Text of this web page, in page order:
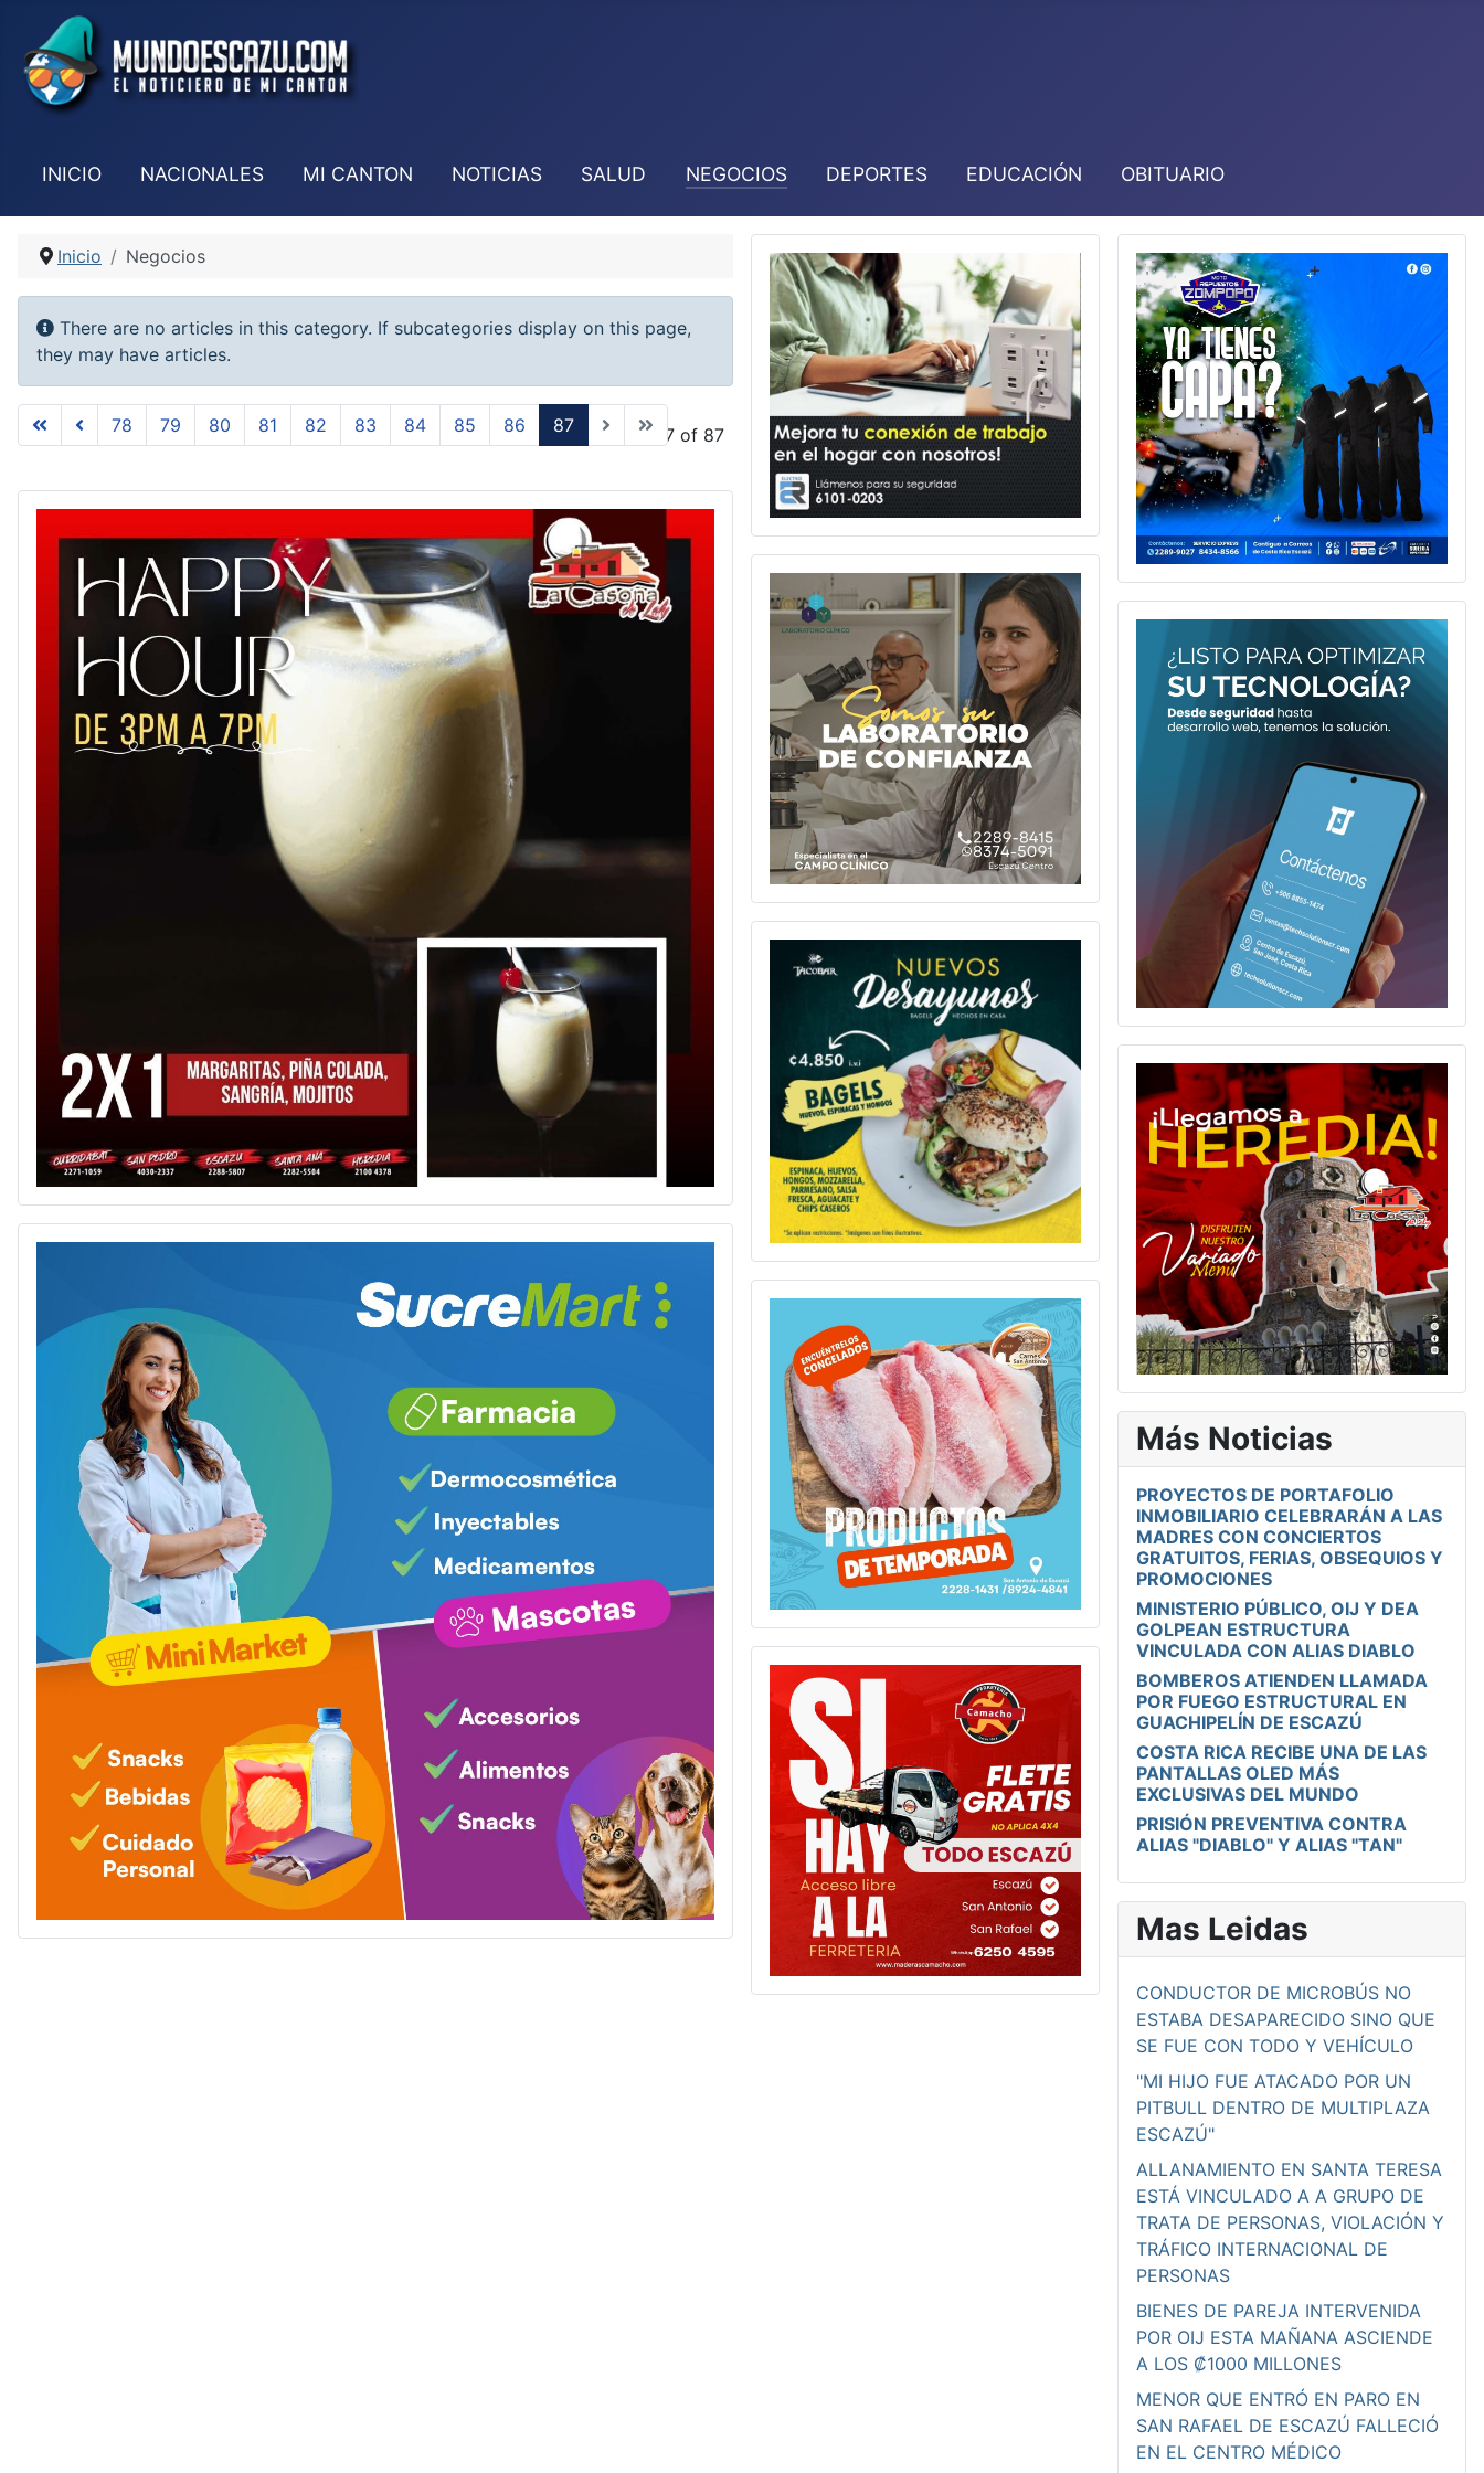
INICIO NACIONALES MI CANTON NOTICIAS SALUD NEGOCIOS DEPORTES EDUCACIÓN OBITUARIO
Inicio Negocios
Info
There are no articles in this category. If subcategories display on this page,
they may have articles.
Page 87 of 87
78 79 80 81 82 83 84 85 86 87
Más Noticias
PROYECTOS DE PORTAFOLIO
INMOBILIARIO CELEBRARÁN A LAS
MADRES CON CONCIERTOS
GRATUITOS, FERIAS, OBSEQUIOS Y
PROMOCIONES
MINISTERIO PÚBLICO, OIJ Y DEA
GOLPEAN ESTRUCTURA
VINCULADA CON ALIAS DIABLO
BOMBEROS ATIENDEN LLAMADA
POR FUEGO ESTRUCTURAL EN
GUACHIPELÍN DE ESCAZÚ
COSTA RICA RECIBE UNA DE LAS
PANTALLAS OLED MÁS
EXCLUSIVAS DEL MUNDO
PRISIÓN PREVENTIVA CONTRA
ALIAS "DIABLO" Y ALIAS "TAN"
Mas Leidas
CONDUCTOR DE MICROBÚS NO
ESTABA DESAPARECIDO SINO QUE
SE FUE CON TODO Y VEHÍCULO
"MI HIJO FUE ATACADO POR UN
PITBULL DENTRO DE MULTIPLAZA
ESCAZÚ"
ALLANAMIENTO EN SANTA TERESA
ESTÁ VINCULADO A A GRUPO DE
TRATA DE PERSONAS, VIOLACIÓN Y
TRÁFICO INTERNACIONAL DE
PERSONAS
BIENES DE PAREJA INTERVENIDA
POR OIJ ESTA MAÑANA ASCIENDE
A LOS ₡1000 MILLONES
MENOR QUE ENTRÓ EN PARO EN
SAN RAFAEL DE ESCAZÚ FALLECIÓ
EN EL CENTRO MÉDICO